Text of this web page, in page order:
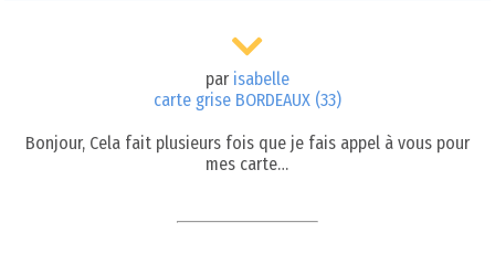
par isabelle
carte grise BORDEAUX (33)
Bonjour, Cela fait plusieurs fois que je fais appel à vous pour
mes carte…